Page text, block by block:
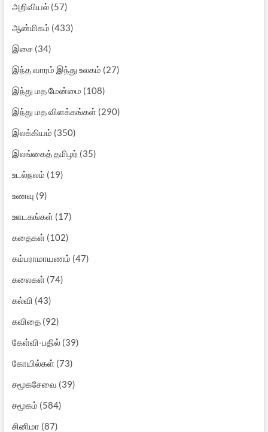
அறிவியல்(57)
ஆன்மிகம் (433)
இசை(34)
இந்த வாரம் இந்து உலகம் (27)
இந்து மத மேன்மை (108)
இந்து மத விளக்கங்கள்(290)
இலக்கியம் (350)
இலங்கைத் தமிழர் (35)
உடல்நலம் (19)
உணவு (9)
ஊடகங்கள்(17)
கதைகள்(102)
கம்பராமாயணம் (47)
கலைகள்(74)
கல்வி (43)
கவிதை(92)
கேள்வி-பதில்(39)
கோயில்கள்(73)
சமூகசேவை (39)
சமூகம் (584)
சினிமா (87)